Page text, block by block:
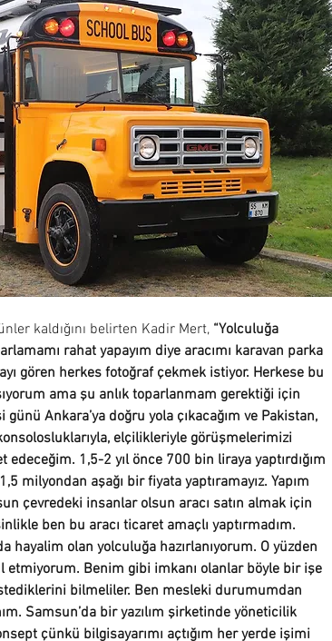
kaldığını belirten Kadir Mert, “Yolculuğa
rahat yapayım diye aracımı karavan parka
gören herkes fotoğraf çekmek istiyor. Herkese bu
ama şu anlık toparlanmam gerektiği için
Ankara’ya doğru yola çıkacağım ve Pakistan,
elçilikleriyle görüşmelerimizi
edeceğim. 1,5-2 yıl önce 700 bin liraya yaptırdığım
milyondan aşağı bir fiyata yaptıramayız. Yapım
çevredeki insanlar olsun aracı satın almak için
ben bu aracı ticaret amaçlı yaptırmadım.
hayalim olan yolculuğa hazırlanıyorum. O yüzden
Benim gibi imkanı olanlar böyle bir işe
bilmeliler. Ben mesleki durumumdan
Samsun’da bir yazılım şirketinde yöneticilik
çünkü bilgisayarımı açtığım her yerde işimi